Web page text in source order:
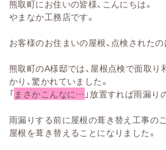
熊取町にお住いの皆様、こんにちは。
やまなか工務店です。
お客様のお住まいの屋根、点検されたの
熊取町のA様邸では、屋根点検で面取
かり、驚かれていました。
「まさかこんなに… 」放置すれば雨漏り
雨漏りする前に屋根の葺き替え工事の
屋根を葺き替えることになりました。